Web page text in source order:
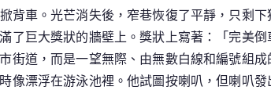
背車。光芒消失後，窄巷恢復了平靜，只剩
了巨大獎狀的牆壁上。獎狀上寫著：「完美
街道，而是一望無際、由無數白線和編號組
像漂浮在游泳池裡。他試圖按喇叭，但喇叭